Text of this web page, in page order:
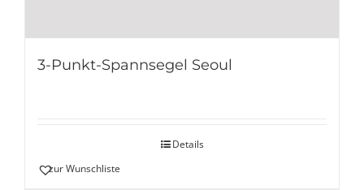
3-Punkt-Spannsegel Seoul
Details
zur Wunschliste